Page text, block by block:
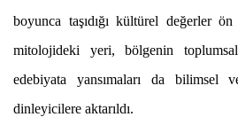
boyunca taşıdığı kültürel değerler ön
mitolojideki yeri, bölgenin
edebiyata yansımaları da bilimsel
dinleyicilere aktarıldı.